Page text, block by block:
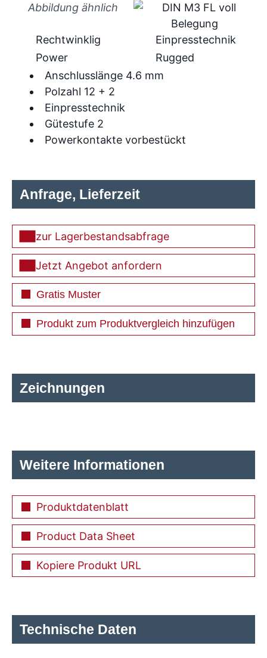
Abbildung ähnlich
Anschlusslänge 4.6 mm
Polzahl 12 + 2
Einpresstechnik
Gütestufe 2
Powerkontakte vorbestückt
Rechtwinklig
Einpresstechnik
Power
Rugged
Zeichnungen
Weitere Informationen
Produktdatenblatt
Product Data Sheet
Kopiere Produkt URL
Anfrage, Lieferzeit
zur Lagerbestandsabfrage
Jetzt Angebot anfordern
Gratis Muster
Produkt zum Produktvergleich hinzufügen
Technische Daten